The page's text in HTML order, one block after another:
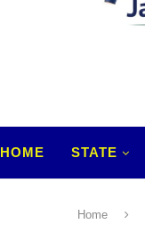
HOME STATE
Home